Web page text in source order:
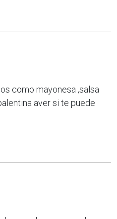
como mayonesa ,salsa
aver si te puede